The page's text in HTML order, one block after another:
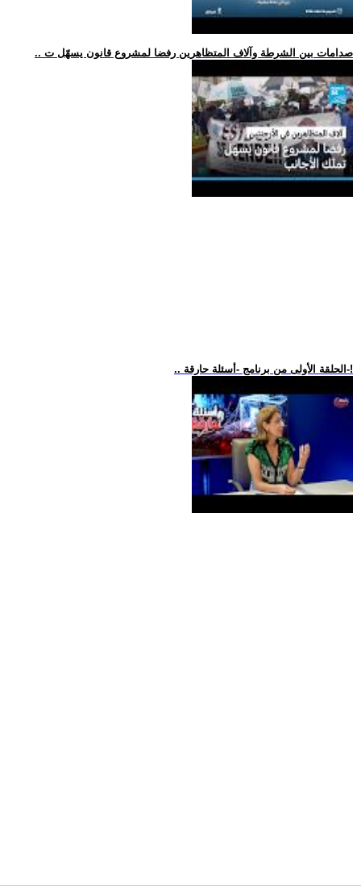
.. صدامات بين الشرطة وآلاف المتظاهرين رفضا لمشروع قانون يسهّل ت
.. الحلقة الأولى من برنامج -أسئلة حارقة-!